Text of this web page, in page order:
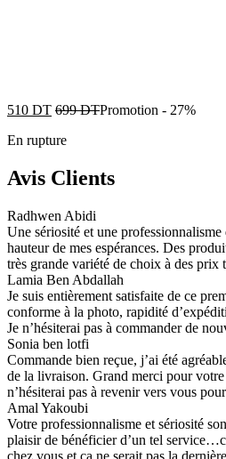
510 DT 699DTPromotion - 27%
En rupture
Avis Clients
Radhwen Abidi
Une sériosité et une
hauteur de mes espérances. Des
très grande variété de choix à des prix
Lamia Ben Abdallah
Je suis entièrement satisfaite de ce
conforme à la photo, rapidité
Je n’hésiterai pas à commander de
Sonia ben lotfi
Commande bien reçue, j’ai été
de la livraison. Grand merci pour
n’hésiterai pas à revenir vers vous
Amal Yakoubi
Votre professionnalisme et sériosité
plaisir de bénéficier d’un tel